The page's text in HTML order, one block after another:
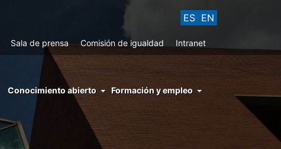
ES EN
Sala de prensa Comisión de igualdad Intranet
menu
conocimiento
abierto
Conocimiento abierto Formación y empleo